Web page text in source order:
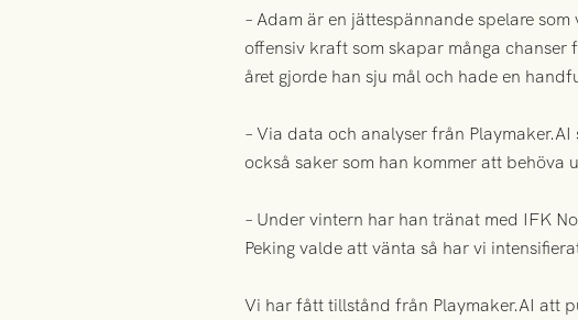
– Adam är en jättespännande spelare
offensiv kraft som skapar många
året gjorde han sju mål och hade en
– Via data och analyser från
också saker som han kommer att behöva
– Under vintern har han tränat med IFK
Peking valde att vänta så har vi
Vi har fått tillstånd från Playmaker.AI att